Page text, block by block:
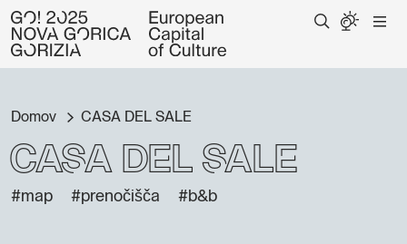
Domov CASA DEL SALE
CASA DEL SALE
#map #prenočišča #b&b